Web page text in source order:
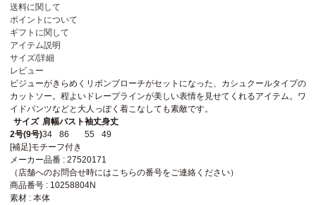
送料に関して
ポイントについて
ギフトに関して
アイテム説明
サイズ/詳細
レビュー
ビジューがきらめくリボンブローチがセットになった、カシュクールタイプの
カットソー。程よいドレープラインが美しい表情を見せてくれるアイテム。ワ
イドパンツなどと大人っぽく着こなしても素敵です。
サイズ 肩幅バスト袖丈身丈
2号(9号)34 86 55
49
[補足]モチーフ付き
メーカー品番 : 27520171
（店舗へのお問合せ時にはこちらの番号をご連絡ください）
商品番号 : 10258804N
素材 : 本体